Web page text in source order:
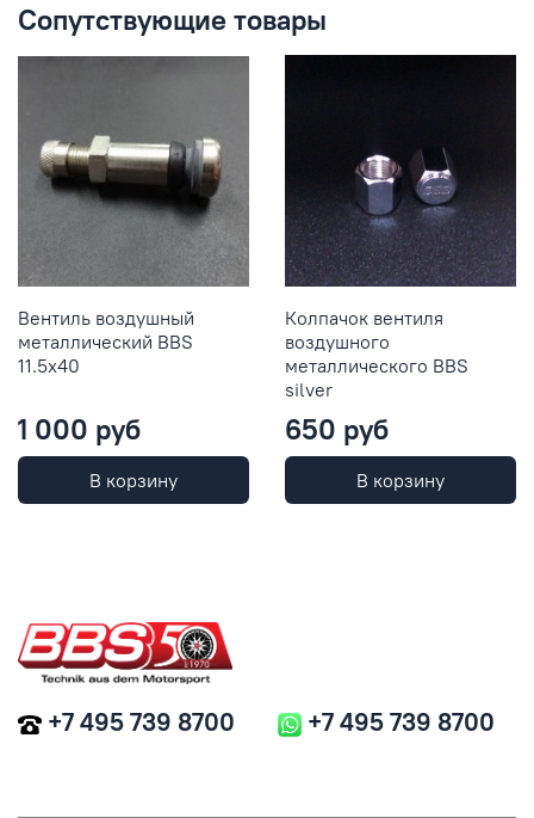
Сопутствующие товары
Вентиль воздушный
металлический BBS
11.5x40
1 000 руб
В корзину
Колпачок вентиля
воздушного
металлического BBS
silver
650 руб
В корзину
+7 495 739 8700 +7 495 739 8700